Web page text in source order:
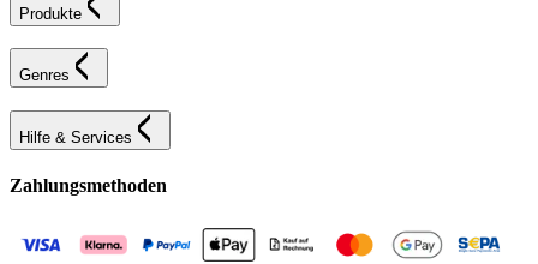
Produkte
Genres
Hilfe & Services
Zahlungsmethoden